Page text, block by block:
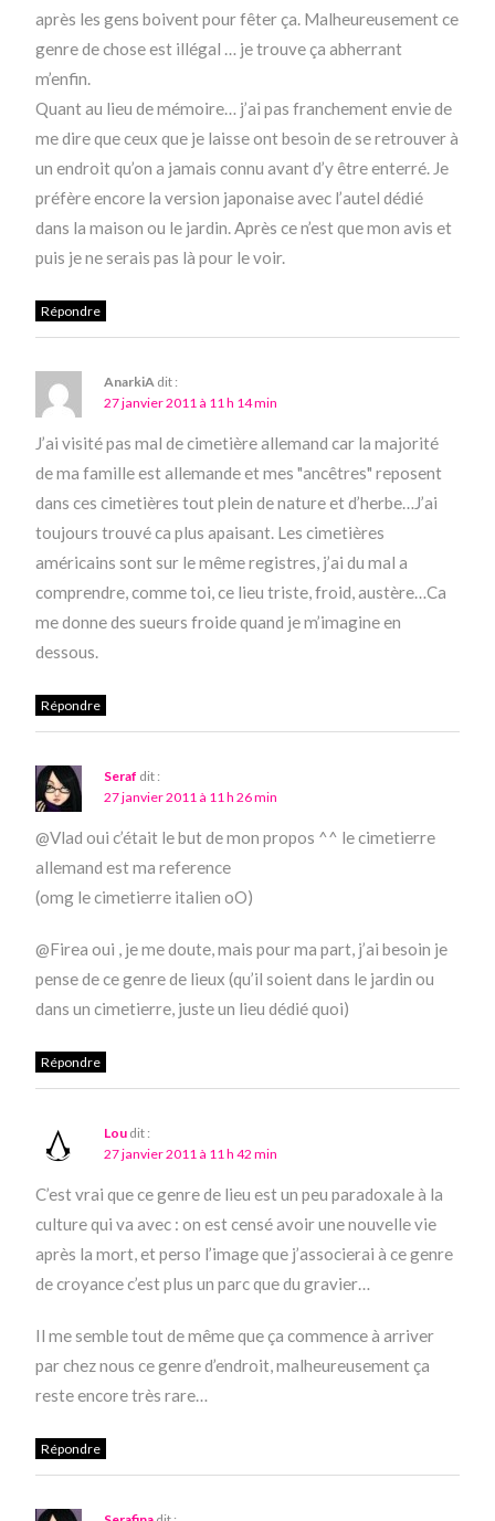
après les gens boivent pour fêter ça. Malheureusement ce
genre de chose est illégal … je trouve ça abherrant
m’enfin.
Quant au lieu de mémoire… j’ai pas franchement envie de
me dire que ceux que je laisse ont besoin de se retrouver à
un endroit qu’on a jamais connu avant d’y être enterré. Je
préfère encore la version japonaise avec l’autel dédié
dans la maison ou le jardin. Après ce n’est que mon avis et
puis je ne serais pas là pour le voir.
Répondre
AnarkiA dit :
27 janvier 2011 à 11 h 14 min
J’ai visité pas mal de cimetière allemand car la majorité
de ma famille est allemande et mes "ancêtres" reposent
dans ces cimetières tout plein de nature et d’herbe…J’ai
toujours trouvé ca plus apaisant. Les cimetières
américains sont sur le même registres, j’ai du mal a
comprendre, comme toi, ce lieu triste, froid, austère…Ca
me donne des sueurs froide quand je m’imagine en
dessous.
Répondre
Seraf dit :
27 janvier 2011 à 11 h 26 min
@Vlad oui c’était le but de mon propos ^^ le cimetierre
allemand est ma reference
(omg le cimetierre italien oO)
@Firea oui , je me doute, mais pour ma part, j’ai besoin je
pense de ce genre de lieux (qu’il soient dans le jardin ou
dans un cimetierre, juste un lieu dédié quoi)
Répondre
Lou dit :
27 janvier 2011 à 11 h 42 min
C’est vrai que ce genre de lieu est un peu paradoxale à la
culture qui va avec : on est censé avoir une nouvelle vie
après la mort, et perso l’image que j’associerai à ce genre
de croyance c’est plus un parc que du gravier…
Il me semble tout de même que ça commence à arriver
par chez nous ce genre d’endroit, malheureusement ça
reste encore très rare…
Répondre